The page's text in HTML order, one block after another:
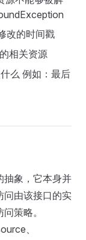
改的时间戳
相关资源
么 例如：最后
抽象，它本身并
问由该接口的实
策略。
、